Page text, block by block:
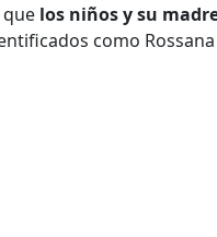
los niños y su
como